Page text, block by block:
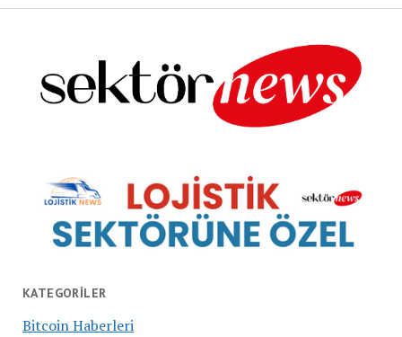
KATEGORILER
Bitcoin Haberleri